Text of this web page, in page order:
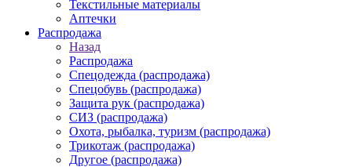
Текстильные материалы
Аптечки
Распродажа
Назад
Распродажа
Спецодежда (распродажа)
Спецобувь (распродажа)
Защита рук (распродажа)
СИЗ (распродажа)
Охота, рыбалка, туризм (распродажа)
Трикотаж (распродажа)
Другое (распродажа)